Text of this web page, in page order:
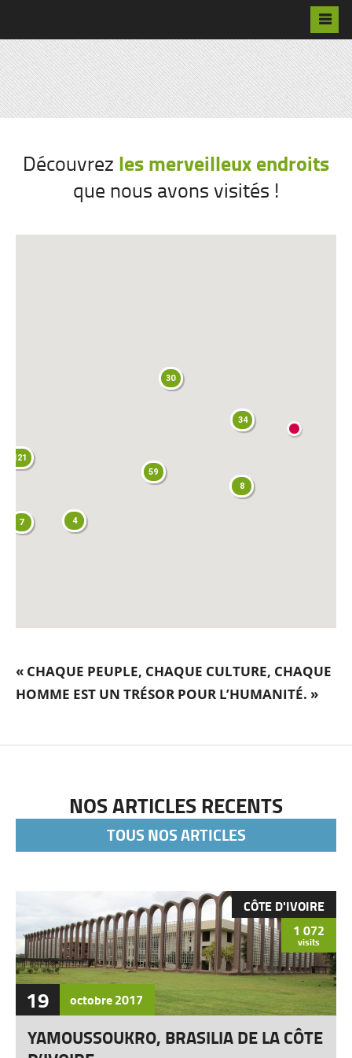
Découvrez les merveilleux endroits
que nous avons visités !
59
30
8
34
121
7 4
« CHAQUE PEUPLE, CHAQUE CULTURE, CHAQUE
HOMME EST UN TRÉSOR POUR L’HUMANITÉ. »
NOS ARTICLES RECENTS
TOUS NOS ARTICLES
CÔTE D'IVOIRE
1 072
visits
19 octobre2017
YAMOUSSOUKRO, BRASILIA DE LA CÔTE